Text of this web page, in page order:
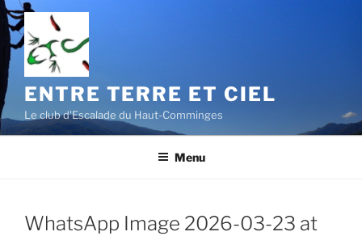
Aller
au
contenu
principal
ENTRE TERRE ET CIEL
Le club d'Escalade du Haut-Comminges
Menu
WhatsApp Image 2026-03-23 at